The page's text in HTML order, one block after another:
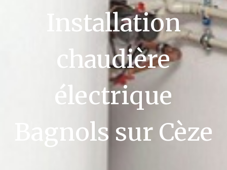
Installation
chaudière
électrique
Bagnols sur Cèze